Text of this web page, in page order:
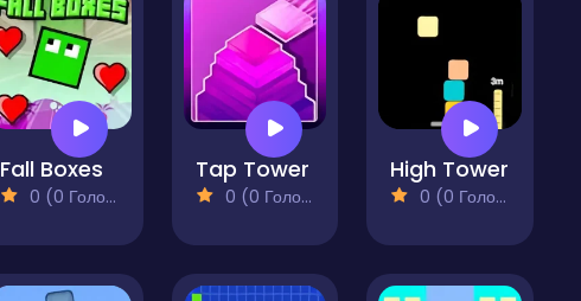
Fall Boxes
0 (0 Голосів)
Tap Tower
0 (0 Голосів)
High Tower
0 (0 Голосів)